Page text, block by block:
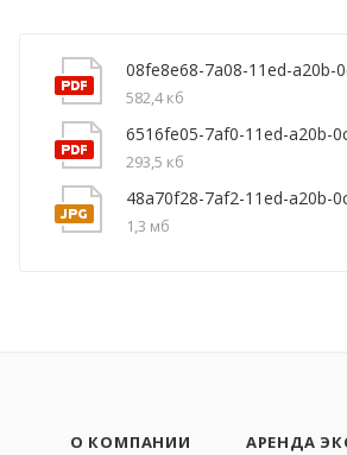
08fe8e68-7a08-11ed-a20b-
582,4 кб
6516fe05-7af0-11ed-a20b-
293,5 кб
48a70f28-7af2-11ed-a20b-
1,3 мб
О КОМПАНИИ
АРЕНДА